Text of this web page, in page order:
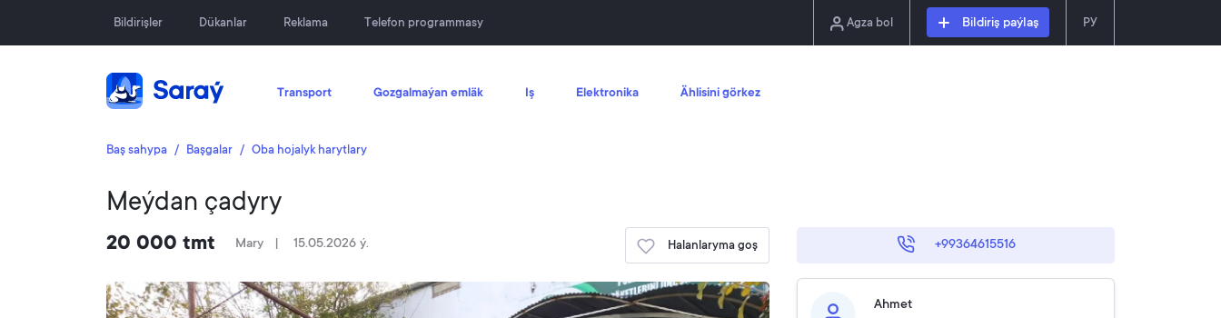
Bildirişler Dükanlar Reklama Telefon programmasy Agza bol Bildiriş paýlaş РУ
Transport Gozgalmaýan emläk Iş Elektronika Ählisini görkez
Baş sahypa Başgalar Oba hojalyk harytlary
Meýdan çadyry
20 000 tmt Mary 15.05.2026 ý. Halanlaryma goş +99364615516
Ahmet